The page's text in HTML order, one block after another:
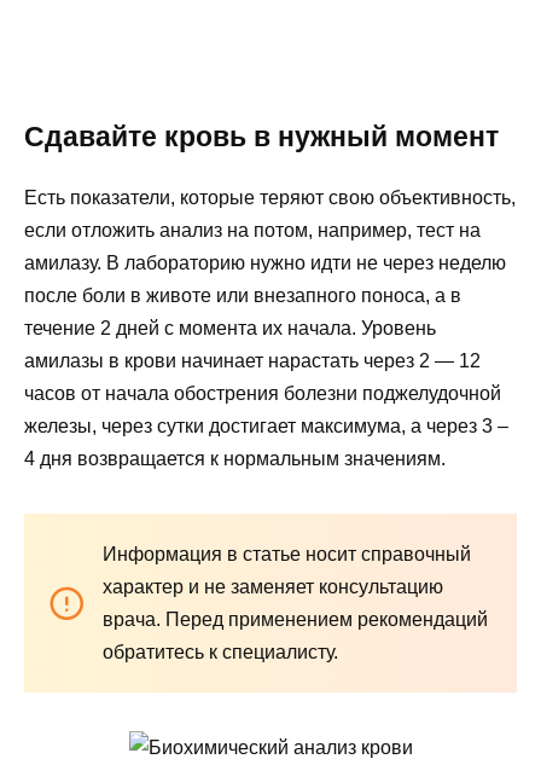
Сдавайте кровь в нужный момент
Есть показатели, которые теряют свою объективность,
если отложить анализ на потом, например, тест на
амилазу. В лабораторию нужно идти не через неделю
после боли в животе или внезапного поноса, а в
течение 2 дней с момента их начала. Уровень
амилазы в крови начинает нарастать через 2 — 12
часов от начала обострения болезни поджелудочной
железы, через сутки достигает максимума, а через 3 –
4 дня возвращается к нормальным значениям.
Информация в статье носит справочный
характер и не заменяет консультацию
врача. Перед применением рекомендаций
обратитесь к специалисту.